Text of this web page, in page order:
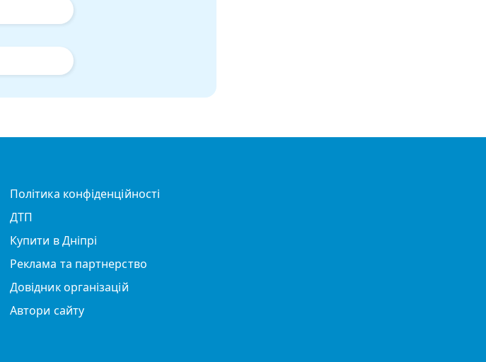
Політика конфіденційності
ДТП
Купити в Дніпрі
Реклама та партнерство
Довідник організацій
Автори сайту